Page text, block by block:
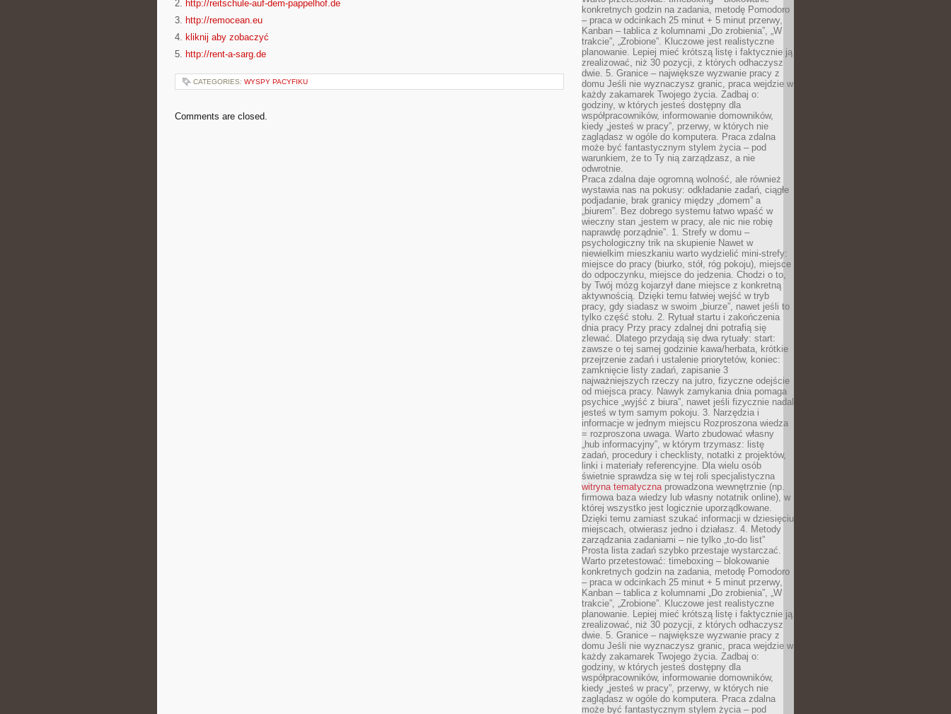
2. http://reitschule-auf-dem-pappelhof.de
3. http://remocean.eu
4. kliknij aby zobaczyć
5. http://rent-a-sarg.de
CATEGORIES: WYSPY PACYFIKU
Comments are closed.
konkretnych godzin na zadania, metodę Pomodoro
– praca w odcinkach 25 minut + 5 minut przerwy,
Kanban – tablica z kolumnami „Do zrobienia”, „W
trakcie”, „Zrobione”. Kluczowe jest realistyczne
planowanie. Lepiej mieć krótszą listę i faktycznie ją
zrealizować, niż 30 pozycji, z których odhaczysz
dwie. 5. Granice – największe wyzwanie pracy z
domu Jeśli nie wyznaczysz granic, praca wejdzie w
każdy zakamarek Twojego życia. Zadbaj o:
godziny, w których jesteś dostępny dla
współpracowników, informowanie domowników,
kiedy „jesteś w pracy”, przerwy, w których nie
zaglądasz w ogóle do komputera. Praca zdalna
może być fantastycznym stylem życia – pod
warunkiem, że to Ty nią zarządzasz, a nie
odwrotnie.
Praca zdalna daje ogromną wolność, ale również
wystawia nas na pokusy: odkładanie zadań, ciągłe
podjadanie, brak granicy między „domem” a
„biurem”. Bez dobrego systemu łatwo wpaść w
wieczny stan „jestem w pracy, ale nic nie robię
naprawdę porządnie”. 1. Strefy w domu –
psychologiczny trik na skupienie Nawet w
niewielkim mieszkaniu warto wydzielić mini-strefy:
miejsce do pracy (biurko, stół, róg pokoju), miejsce
do odpoczynku, miejsce do jedzenia. Chodzi o to,
by Twój mózg kojarzył dane miejsce z konkretną
aktywnością. Dzięki temu łatwiej wejść w tryb
pracy, gdy siadasz w swoim „biurze”, nawet jeśli to
tylko część stołu. 2. Rytuał startu i zakończenia
dnia pracy Przy pracy zdalnej dni potrafią się
zlewać. Dlatego przydają się dwa rytuały: start:
zawsze o tej samej godzinie kawa/herbata, krótkie
przejrzenie zadań i ustalenie priorytetów, koniec:
zamknięcie listy zadań, zapisanie 3
najważniejszych rzeczy na jutro, fizyczne odejście
od miejsca pracy. Nawyk zamykania dnia pomaga
psychice „wyjść z biura”, nawet jeśli fizycznie nadal
jesteś w tym samym pokoju. 3. Narzędzia i
informacje w jednym miejscu Rozproszona wiedza
= rozproszona uwaga. Warto zbudować własny
„hub informacyjny”, w którym trzymasz: listę
zadań, procedury i checklisty, notatki z projektów,
linki i materiały referencyjne. Dla wielu osób
świetnie sprawdza się w tej roli specjalistyczna
witryna tematycznaprowadzona wewnętrznie (np.
firmowa baza wiedzy lub własny notatnik online), w
której wszystko jest logicznie uporządkowane.
Dzięki temu zamiast szukać informacji w dziesięciu
miejscach, otwierasz jedno i działasz. 4. Metody
zarządzania zadaniami – nie tylko „to-do list”
Prosta lista zadań szybko przestaje wystarczać.
Warto przetestować: timeboxing – blokowanie
konkretnych godzin na zadania, metodę Pomodoro
– praca w odcinkach 25 minut + 5 minut przerwy,
Kanban – tablica z kolumnami „Do zrobienia”, „W
trakcie”, „Zrobione”. Kluczowe jest realistyczne
planowanie. Lepiej mieć krótszą listę i faktycznie ją
zrealizować, niż 30 pozycji, z których odhaczysz
dwie. 5. Granice – największe wyzwanie pracy z
domu Jeśli nie wyznaczysz granic, praca wejdzie w
każdy zakamarek Twojego życia. Zadbaj o:
godziny, w których jesteś dostępny dla
współpracowników, informowanie domowników,
kiedy „jesteś w pracy”, przerwy, w których nie
zaglądasz w ogóle do komputera. Praca zdalna
może być fantastycznym stylem życia – pod